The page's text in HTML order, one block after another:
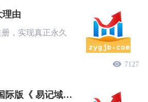
理由
，实现真正永久
7127
际版《 易记域